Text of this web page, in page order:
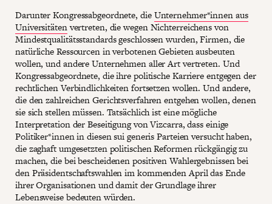
Darunter Kongressabgeordnete, dieUnternehmer*innen aus
Universitätenvertreten, die wegen Nichterreichens von
Mindestqualitätsstandards geschlossen wurden, Firmen, die
natürliche Ressourcen in verbotenen Gebieten ausbeuten
wollen, und andere Unternehmen aller Art vertreten. Und
Kongressabgeordnete, die ihre politische Karriere entgegen der
rechtlichen Verbindlichkeiten fortsetzen wollen. Und andere,
die den zahlreichen Gerichtsverfahren entgehen wollen, denen
sie sich stellen müssen. Tatsächlich ist eine mögliche
Interpretation der Beseitigung von Vizcarra, dass einige
Politiker*innen in diesen sui generis Parteien versucht haben,
die zaghaft umgesetzten politischen Reformen rückgängig zu
machen, die bei bescheidenen positiven Wahlergebnissen bei
den Präsidentschaftswahlen im kommenden April das Ende
ihrer Organisationen und damit der Grundlage ihrer
Lebensweise bedeuten würden.